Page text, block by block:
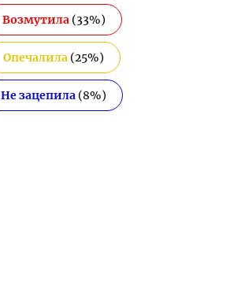
Возмутила(33%)
Опечалила (25%)
Не зацепила (8%)